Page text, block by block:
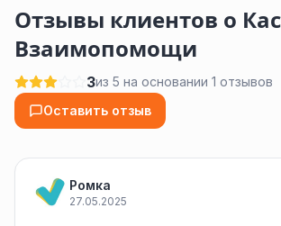
Отзывы клиентов о
Взаимопомощи
3из 5 на основании 1 отзывов
Оставить отзыв
Ромка
27.05.2025